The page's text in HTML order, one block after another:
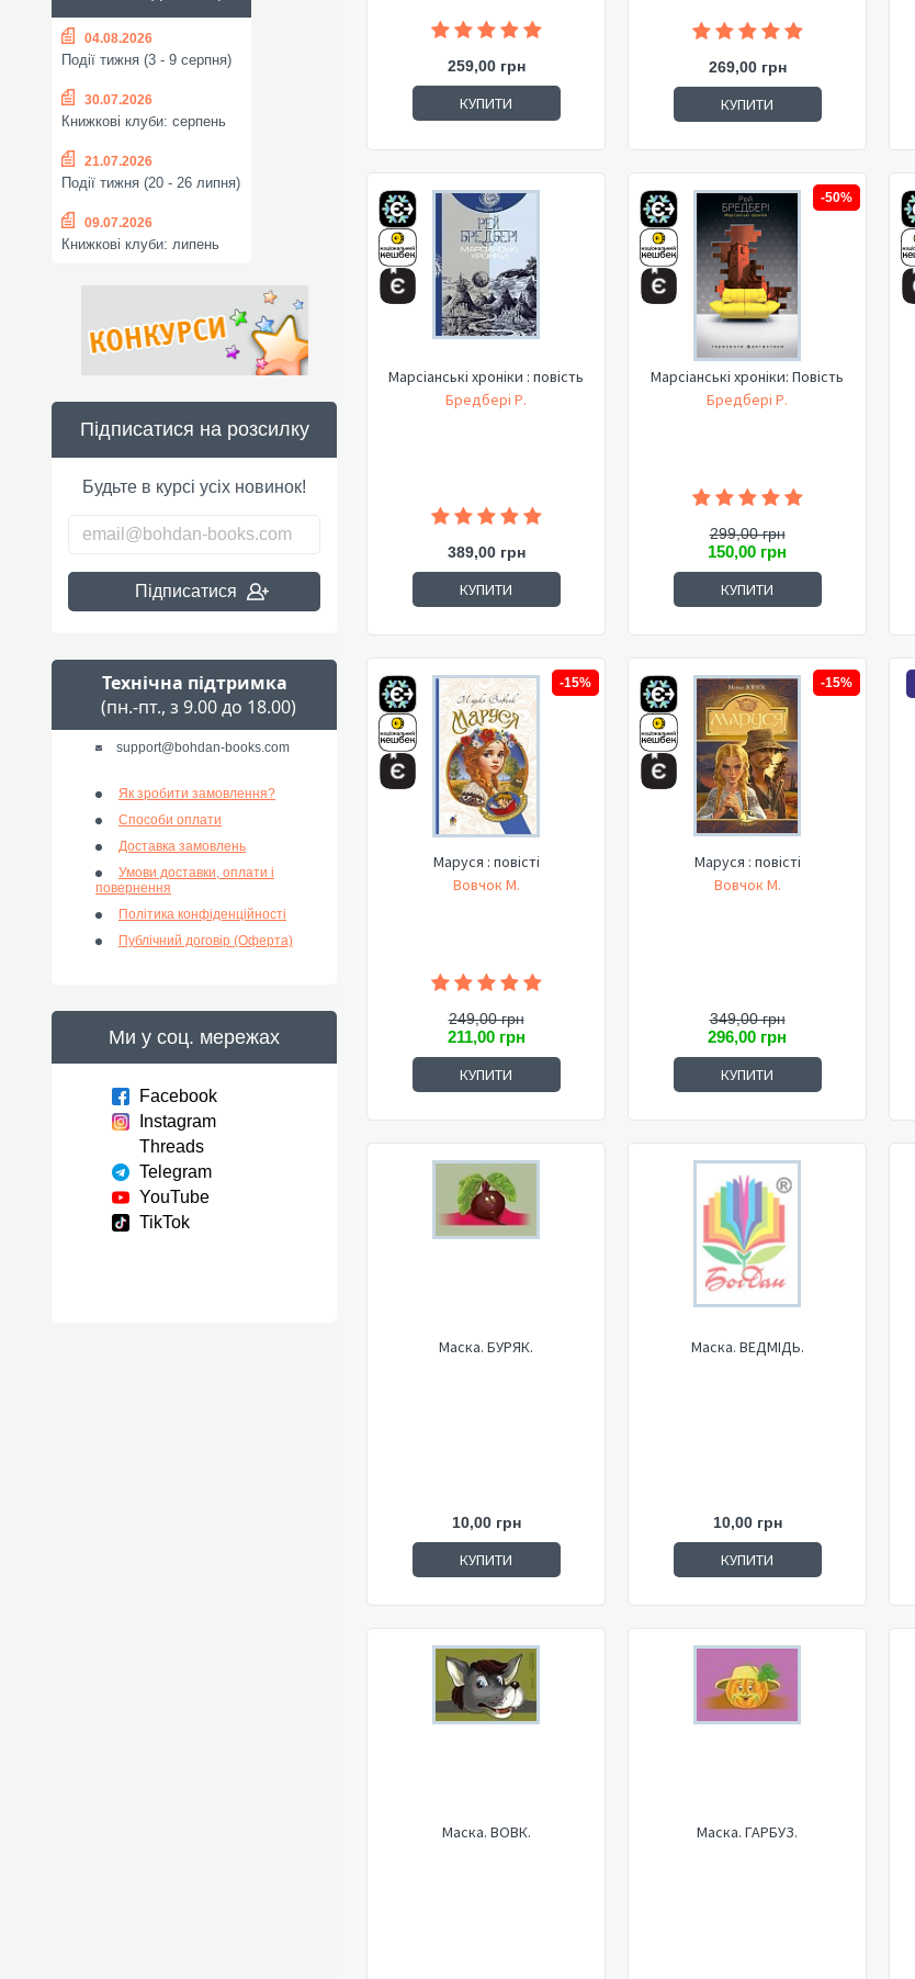
04.08.2026
Події тижня (3 - 9 серпня)
30.07.2026
Книжкові клуби: серпень
21.07.2026
Події тижня (20 - 26 липня)
09.07.2026
Книжкові клуби: липень
Підписатися на розсилку
Будьте в курсі усіх новинок!
Підписатися
Технічна підтримка
(пн.-пт., з 9.00 до 18.00)
support@bohdan-books.com
Як зробити замовлення?
Способи оплати
Доставка замовлень
Умови доставки, оплати і
повернення
Політика конфіденційності
Публічний договір (Оферта)
Ми у соц. мережах
Facebook
Instagram
Threads
Telegram
YouTube
TikTok
259,00 грн
КУПИТИ
269,00 грн
КУПИТИ
Марсіанські хроніки : повість
Бредбері Р.
389,00 грн
КУПИТИ
-50%
Марсіанські хроніки: Повість
Бредбері Р.
299,00 грн
150,00 грн
КУПИТИ
-15%
Маруся : повісті
Вовчок М.
249,00 грн
211,00 грн
КУПИТИ
-15%
Маруся : повісті
Вовчок М.
349,00 грн
296,00 грн
КУПИТИ
Маска. БУРЯК.
10,00 грн
КУПИТИ
Маска. ВЕДМІДЬ.
10,00 грн
КУПИТИ
Маска. ВОВК. Маска. ГАРБУЗ.